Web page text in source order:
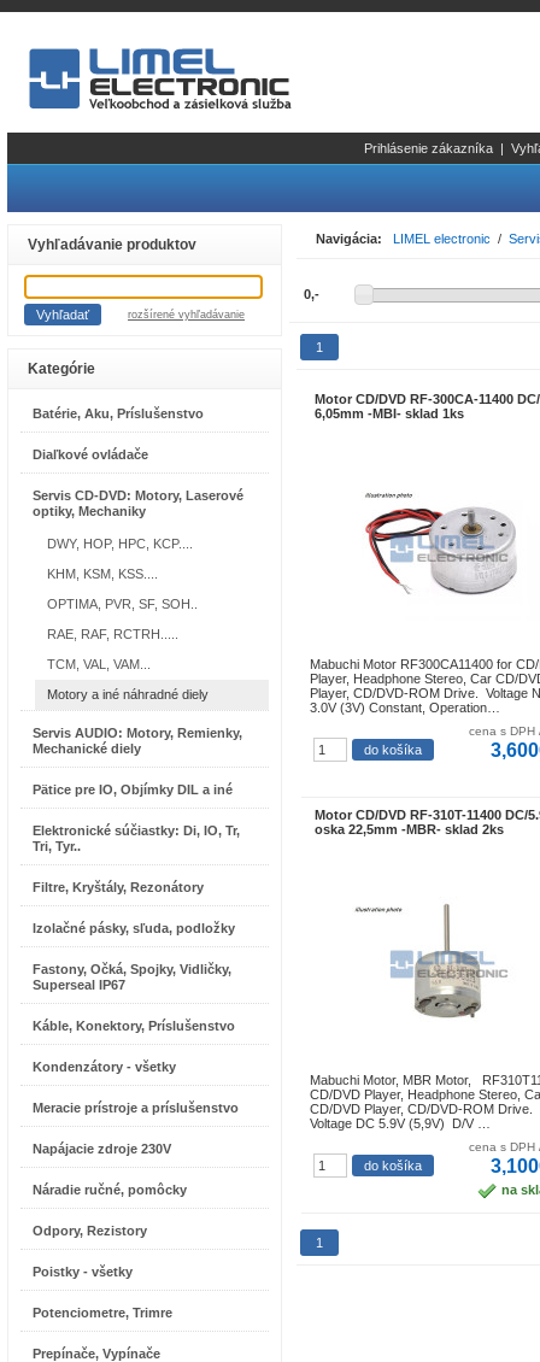
Prihlásenie zákazníka |
Vyhľadávanie produktov
rozšírené vyhľadávanie
Kategórie
Batérie, Aku, Príslušenstvo
Diaľkové ovládače
Servis CD-DVD: Motory, Laserové
optiky, Mechaniky
DWY, HOP, HPC, KCP....
KHM, KSM, KSS....
OPTIMA, PVR, SF, SOH..
RAE, RAF, RCTRH.....
TCM, VAL, VAM...
Motory a iné náhradné diely
Servis AUDIO: Motory, Remienky,
Mechanické diely
Pätice pre IO, Objímky DIL a iné
Elektronické súčiastky: Di, IO, Tr,
Tri, Tyr..
Filtre, Kryštály, Rezonátory
Izolačné pásky, sľuda, podložky
Fastony, Očká, Spojky, Vidličky,
Superseal IP67
Káble, Konektory, Príslušenstvo
Kondenzátory - všetky
Meracie prístroje a príslušenstvo
Napájacie zdroje 230V
Náradie ručné, pomôcky
Odpory, Rezistory
Poistky - všetky
Potenciometre, Trimre
Prepínače, Vypínače
Navigácia: LIMEL electronic /
1
Motor CD/DVD RF-300CA-11400
6,05mm -MBI- sklad 1ks
Mabuchi Motor RF300CA11400 for
Player, Headphone Stereo, Car CD/
Player, CD/DVD-ROM Drive. Voltage
3.0V (3V) Constant, Operation…
cena s DPH
Motor CD/DVD RF-310T-11400 DC/
oska 22,5mm -MBR- sklad 2ks
Mabuchi Motor, MBR Motor,
CD/DVD Player, Headphone Stereo,
CD/DVD Player, CD/DVD-ROM Drive.
Voltage DC 5.9V (5,9V) D/V …
cena s DPH
na
1